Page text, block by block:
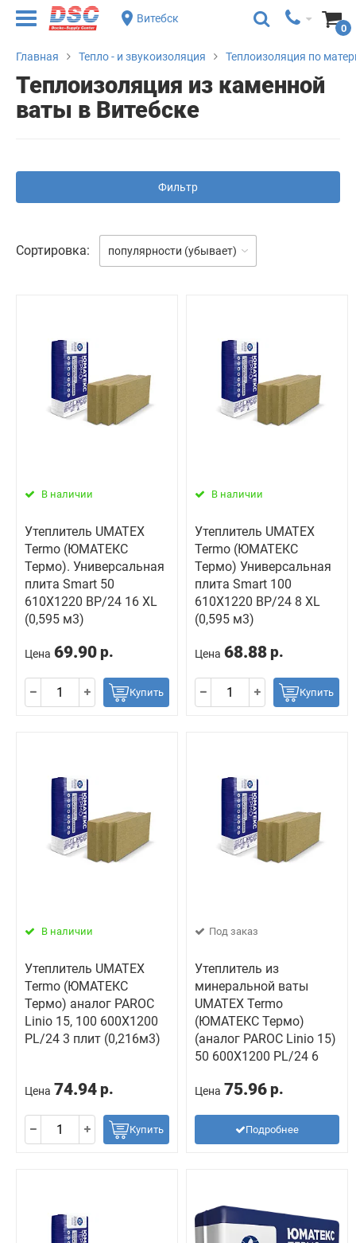
Витебск
0
Главная Тепло - и звукоизоляция Теплоизоляция по
Теплоизоляция из каменной
ваты в Витебске
Фильтр
Сортировка: популярности (убывает)
В наличии
Утеплитель UMATEX
Termo (ЮМАТЕКС
Термо). Универсальная
плита Smart 50
610X1220 BP/24 16 XL
(0,595 м3)
Цена 69.90 р.
Купить
В наличии
Утеплитель UMATEX
Termo (ЮМАТЕКС
Термо) Универсальная
плита Smart 100
610X1220 BP/24 8 XL
(0,595 м3)
Цена 68.88 р.
Купить
В наличии
Утеплитель UMATEX
Termo (ЮМАТЕКС
Термо) аналог PAROC
Linio 15, 100 600X1200
PL/24 3 плит (0,216м3)
Цена 74.94 р.
Купить
Под заказ
Утеплитель из
минеральной ваты
UMATEX Termo
(ЮМАТЕКС Термо)
(аналог PAROC Linio 15)
50 600X1200 PL/24 6
Цена 75.96 р.
Подробнее